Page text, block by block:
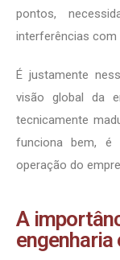
pontos,
interferências com
É justamente
visão global da
tecnicamente
funciona bem, é
operação do
A
engenharia